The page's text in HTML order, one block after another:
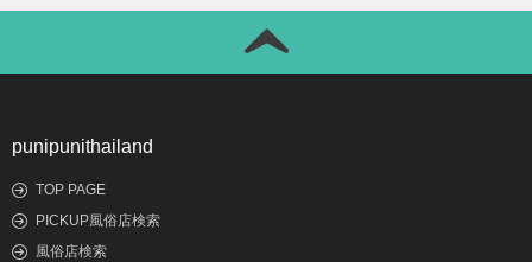
punipunithailand
TOP PAGE
PICKUP風俗店検索
風俗店検索